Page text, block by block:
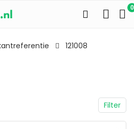
0
121008
Filter